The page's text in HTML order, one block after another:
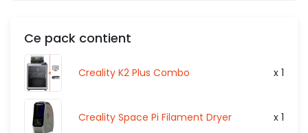
1 292,43 €
0,00 €
Ce pack contient
Creality K2 Plus Combo x 1
Creality Space Pi Filament Dryer x 1